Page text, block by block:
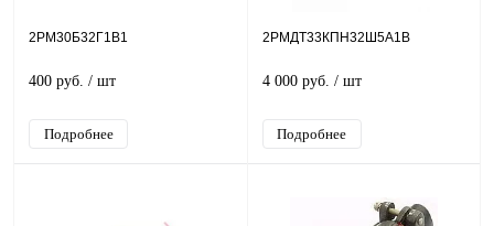
2РМ30Б32Г1В1
400 руб. / шт
Подробнее
2РМДТ33КПН32Ш5А1В
4 000 руб. / шт
Подробнее